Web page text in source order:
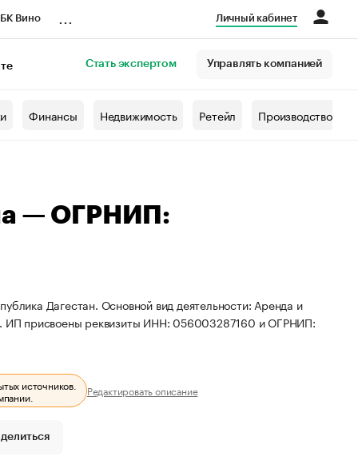
Вино Личный кабинет
Стать экспертом Управлять компанией
Финансы Недвижимость Ретейл Производство
— ОГРНИП:
Дагестан. Основной вид деятельности: Аренда и
ИП присвоены реквизиты ИНН: 056003287160 и ОГРНИП:
источников.
Редактировать описание